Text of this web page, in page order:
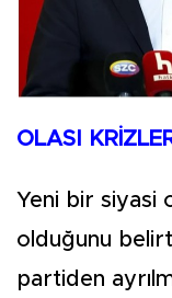
OLASI
Yeni bir siyasi
olduğunu
partiden